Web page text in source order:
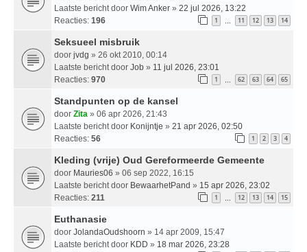
Laatste bericht door Wim Anker » 22 jul 2026, 13:22
Reacties: 196 1 … 11 12 13 14
Seksueel misbruik
door jvdg » 26 okt 2010, 00:14
Laatste bericht door Job » 11 jul 2026, 23:01
Reacties: 970 1 … 62 63 64 65
Standpunten op de kansel
door Zita » 06 apr 2026, 21:43
Laatste bericht door Konijntje » 21 apr 2026, 02:50
Reacties: 56 1 2 3 4
Kleding (vrije) Oud Gereformeerde Gemeente
door Mauries06 » 06 sep 2022, 16:15
Laatste bericht door BewaarhetPand » 15 apr 2026, 23:02
Reacties: 211 1 … 12 13 14 15
Euthanasie
door JolandaOudshoorn » 14 apr 2009, 15:47
Laatste bericht door KDD » 18 mar 2026, 23:28